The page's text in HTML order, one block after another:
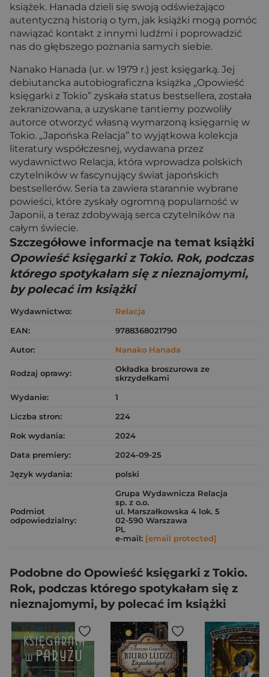
książek. Hanada dzieli się swoją odświeżająco
autentyczną historią o tym, jak książki mogą pomóc
nawiązać kontakt z innymi ludźmi i poprowadzić
nas do głębszego poznania samych siebie.
Nanako Hanada (ur. w 1979 r.) jest księgarką. Jej
debiutancka autobiograficzna książka „Opowieść
księgarki z Tokio” zyskała status bestsellera, została
zekranizowana, a uzyskane tantiemy pozwoliły
autorce otworzyć własną wymarzoną księgarnię w
Tokio. „Japońska Relacja” to wyjątkowa kolekcja
literatury współczesnej, wydawana przez
wydawnictwo Relacja, która wprowadza polskich
czytelników w fascynujący świat japońskich
bestsellerów. Seria ta zawiera starannie wybrane
powieści, które zyskały ogromną popularność w
Japonii, a teraz zdobywają serca czytelników na
całym świecie.
Szczegółowe informacje na temat książki
Opowieść księgarki z Tokio. Rok, podczas
którego spotykałam się z nieznajomymi,
by polecać im książki
Wydawnictwo:
Relacja
EAN:
9788368021790
Autor:
Nanako Hanada
Rodzaj oprawy:
Okładka broszurowa ze
skrzydełkami
Wydanie:
1
Liczba stron:
224
Rok wydania:
2024
Data premiery:
2024-09-25
Język wydania:
polski
Podmiot
odpowiedzialny:
Grupa Wydawnicza Relacja
sp. z o.o.
ul. Marszałkowska 4 lok. 5
02-590 Warszawa
PL
e-mail: [email protected]
Podobne do Opowieść księgarki z Tokio.
Rok, podczas którego spotykałam się z
nieznajomymi, by polecać im książki